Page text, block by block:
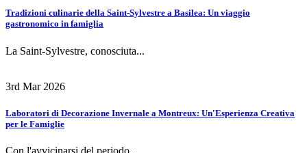
Tradizioni culinarie della Saint-Sylvestre a Basilea: Un viaggio
gastronomico in famiglia
La Saint-Sylvestre, conosciuta...
3rd Mar 2026
Laboratori di Decorazione Invernale a Montreux: Un'Esperienza Creativa
per le Famiglie
Con l'avvicinarsi del periodo...